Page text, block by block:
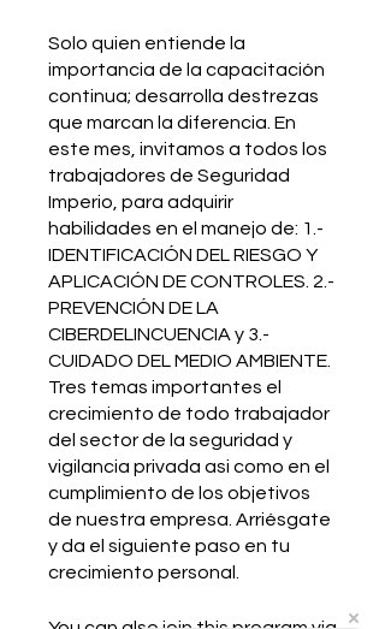
Solo quien entiende la
importancia de la capacitación
continua; desarrolla destrezas
que marcan la diferencia. En
este mes, invitamos a todos los
trabajadores de Seguridad
Imperio, para adquirir
habilidades en el manejo de: 1.-
IDENTIFICACIÓN DEL RIESGO Y
APLICACIÓN DE CONTROLES. 2.-
PREVENCIÓN DE LA
CIBERDELINCUENCIA y 3.-
CUIDADO DEL MEDIO AMBIENTE.
Tres temas importantes el
crecimiento de todo trabajador
del sector de la seguridad y
vigilancia privada asi como en el
cumplimiento de los objetivos
de nuestra empresa. Arriésgate
y da el siguiente paso en tu
crecimiento personal.